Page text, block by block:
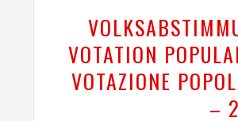
VOTATION
VOTAZIONE
–